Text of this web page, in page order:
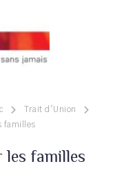
Trait d'Union
familles
les familles